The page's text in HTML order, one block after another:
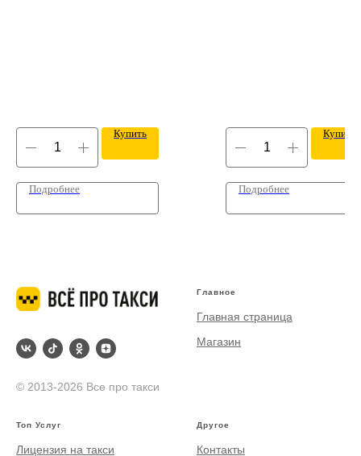
Купить
Подробнее
Купить
Подробнее
© 2013-2026 Все про такси
Главное
Главная страница
Магазин
Топ Услуг
Лицензия на такси
Другое
Контакты